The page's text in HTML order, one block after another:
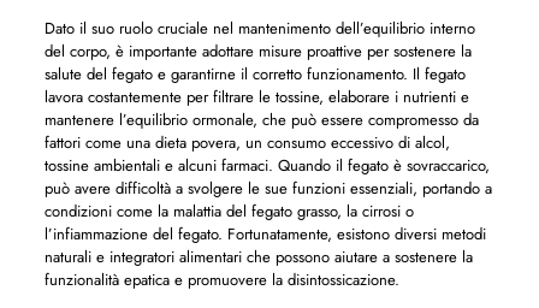
Dato il suo ruolo cruciale nel mantenimento dell’equilibrio interno
del corpo, è importante adottare misure proattive per sostenere la
salute del fegato e garantirne il corretto funzionamento. Il fegato
lavora costantemente per filtrare le tossine, elaborare i nutrienti e
mantenere l’equilibrio ormonale, che può essere compromesso da
fattori come una dieta povera, un consumo eccessivo di alcol,
tossine ambientali e alcuni farmaci. Quando il fegato è sovraccarico,
può avere difficoltà a svolgere le sue funzioni essenziali, portando a
condizioni come la malattia del fegato grasso, la cirrosi o
l’infiammazione del fegato. Fortunatamente, esistono diversi metodi
naturali e integratori alimentari che possono aiutare a sostenere la
funzionalità epatica e promuovere la disintossicazione.